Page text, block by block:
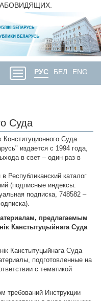
РУС БЕЛ ENG
Суда
Суда
издается с 1994 года,
в свет – один раз в
Республиканский каталог
(подписные индексы:
подписка, 748582 –
предлагаемым
Канстытуцыйнага Суда
Канстытуцыйнага Суда
подготовленные на
с тематикой
требований Инструкции